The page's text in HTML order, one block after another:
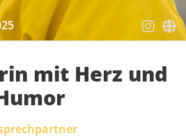
mit Herz und